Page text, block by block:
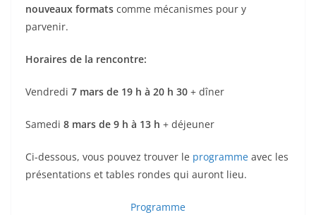
nouveaux formats comme mécanismes pour y
parvenir.
Horaires de la rencontre:
Vendredi 7 mars de 19 h à 20 h 30 + dîner
Samedi 8 mars de 9 h à 13 h + déjeuner
Ci-dessous, vous pouvez trouver le programme avec les
présentations et tables rondes qui auront lieu.
Programme